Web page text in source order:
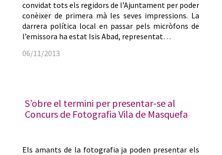
convidat tots els regidors de l’Ajuntament per poder
conèixer de primera mà les seves impressions. La
darrera política local en passar pels micròfons de
l’emissora ha estat Isis Abad, representat…
06/11/2013
S’obre el termini per presentar-se al
Concurs de Fotografia Vila de Masquefa
Els amants de la fotografia ja poden presentar els